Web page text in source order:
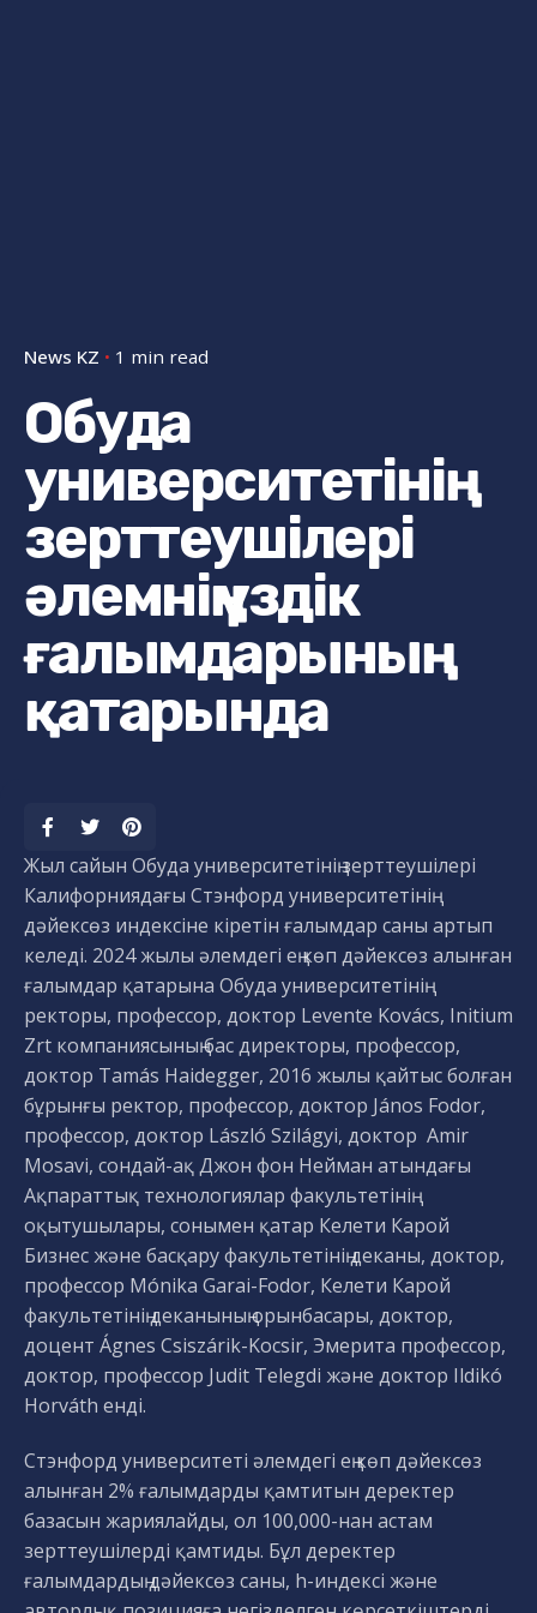
News KZ 1 min read
Обуда
университетінің
зерттеушілері
әлемнің үздік
ғалымдарының
қатарында
Жыл сайын Обуда университетінің зерттеушілері
Калифорниядағы Стэнфорд университетінің
дәйексөз индексіне кіретін ғалымдар саны артып
келеді. 2024 жылы әлемдегі ең көп дәйексөз алынған
ғалымдар қатарына Обуда университетінің
ректоры, профессор, доктор Levente Kovács, Initium
Zrt компаниясының бас директоры, профессор,
доктор Tamás Haidegger, 2016 жылы қайтыс болған
бұрынғы ректор, профессор, доктор János Fodor,
профессор, доктор László Szilágyi, доктор Amir
Mosavi, сондай-ақ Джон фон Нейман атындағы
Ақпараттық технологиялар факультетінің
оқытушылары, сонымен қатар Келети Карой
Бизнес және басқару факультетінің деканы, доктор,
профессор Mónika Garai-Fodor, Келети Карой
факультетінің деканының орынбасары, доктор,
доцент Ágnes Csiszárik-Kocsir, Эмерита профессор,
доктор, профессор Judit Telegdi және доктор Ildikó
Horváth енді.
Стэнфорд университеті әлемдегі ең көп дәйексөз
алынған 2% ғалымдарды қамтитын деректер
базасын жариялайды, ол 100,000-нан астам
зерттеушілерді қамтиды. Бұл деректер
ғалымдардың дәйексөз саны, h-индексі және